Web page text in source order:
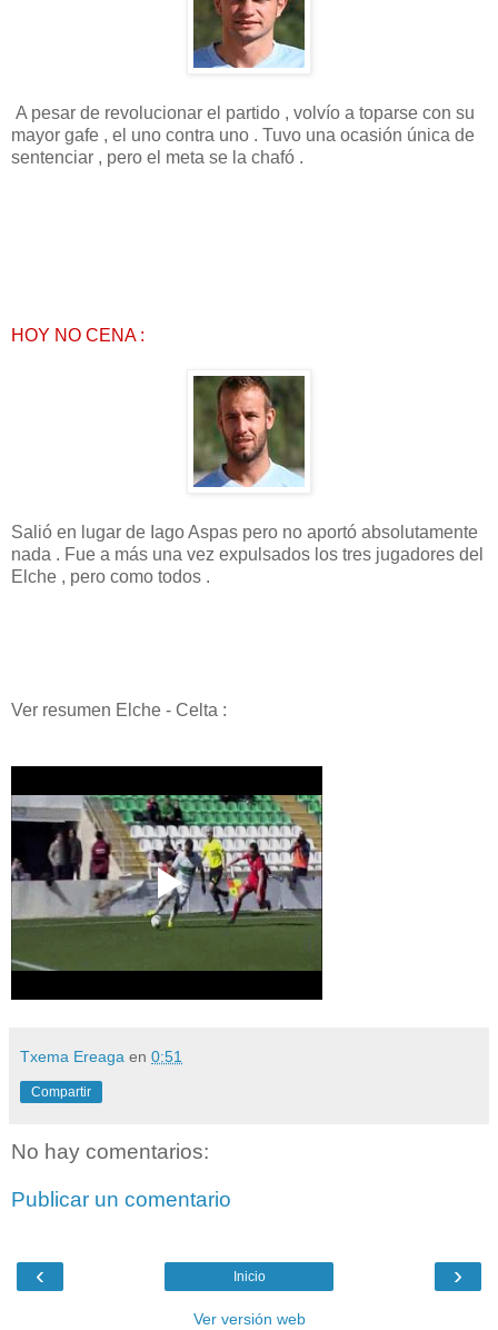
A pesar de revolucionar el partido , volvío a toparse con su
mayor gafe , el uno contra uno . Tuvo una ocasión única de
sentenciar , pero el meta se la chafó .
HOY NO CENA :
Salió en lugar de Iago Aspas pero no aportó absolutamente
nada . Fue a más una vez expulsados los tres jugadores del
Elche , pero como todos .
Ver resumen Elche - Celta :
Txema Ereaga en 0:51
Compartir
No hay comentarios:
Publicar un comentario
‹ ›
Inicio
Ver versión web